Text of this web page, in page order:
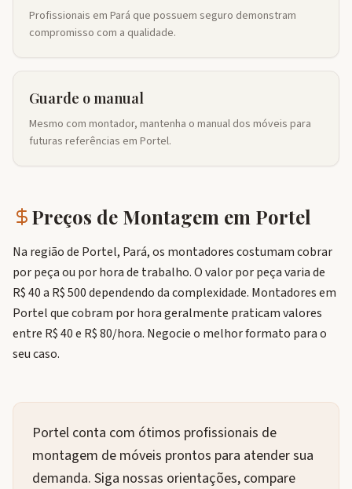
Profissionais em Pará que possuem seguro demonstram
compromisso com a qualidade.
Guarde o manual
Mesmo com montador, mantenha o manual dos móveis para
futuras referências em Portel.
Preços de Montagem em Portel
Na região de Portel, Pará, os montadores costumam cobrar
por peça ou por hora de trabalho. O valor por peça varia de
R$ 40 a R$ 500 dependendo da complexidade. Montadores em
Portel que cobram por hora geralmente praticam valores
entre R$ 40 e R$ 80/hora. Negocie o melhor formato para o
seu caso.
Portel conta com ótimos profissionais de
montagem de móveis prontos para atender sua
demanda. Siga nossas orientações, compare